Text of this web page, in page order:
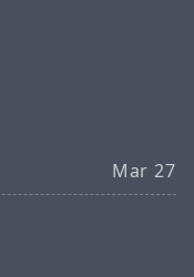
Mar 27